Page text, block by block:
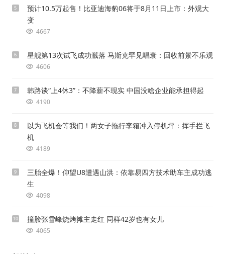
5
预计10.5万起售！比亚迪海豹06将于8月11日上市：外观大
变
4667
6 星舰第13次试飞成功溅落 马斯克罕见唱衰：回收前景不乐观
4606
7 韩路谈“上4休3”：不降薪不现实 中国没啥企业能承担得起
4190
8
以为飞机会等我们！两女子拖行李箱冲入停机坪：挥手拦飞
机
4189
9
三胎全爆！仰望U8遭遇山洪：依靠易四方技术助车主成功逃
生
4098
10 撞脸张雪峰烧烤摊主走红 同样42岁也有女儿
4065